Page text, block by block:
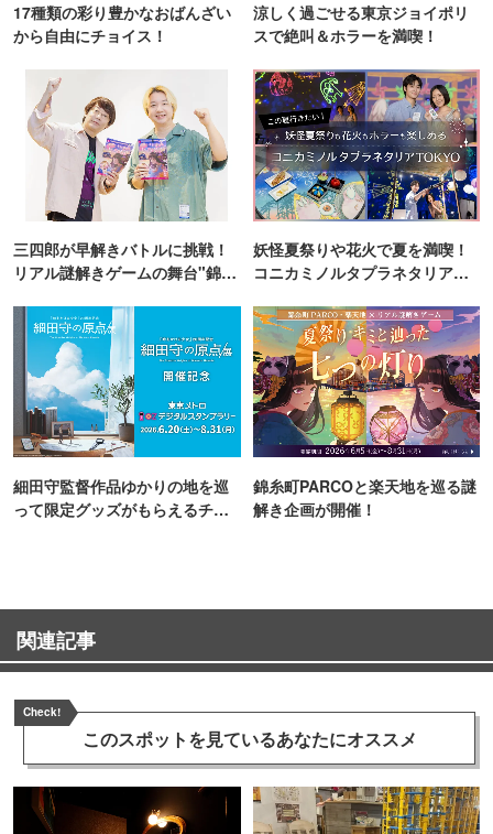
17種類の彩り豊かなおばんざい
から自由にチョイス！
涼しく過ごせる東京ジョイポリ
スで絶叫＆ホラーを満喫！
三四郎が早解きバトルに挑戦！
リアル謎解きゲームの舞台"錦糸
妖怪夏祭りや花火で夏を満喫！
コニカミノルタプラネタリア
細田守監督作品ゆかりの地を巡
って限定グッズがもらえるチャ
錦糸町PARCOと楽天地を巡る謎
解き企画が開催！
関連記事
Check!
このスポットを見ているあなたにオススメ